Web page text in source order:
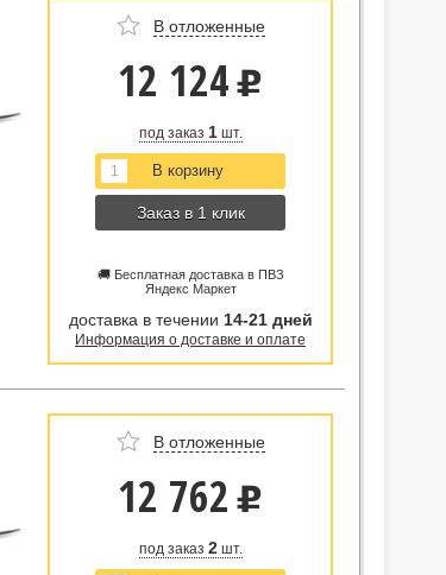
В отложенные
12 124 u
под заказ 1шт.
Заказ в 1 клик
🚚 Бесплатная доставка в ПВЗ
Яндекс Маркет
доставка в течении 14-21 дней
Информация о доставке и оплате
В отложенные
12 762 u
под заказ 2шт.